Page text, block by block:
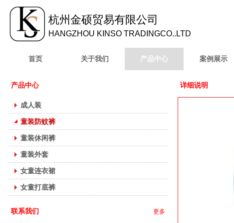
杭州金硕贸易有限公司
HANGZHOU KINSO TRADINGCO..LTD
首页 关于我们 产品中心 案例展示
产品中心
成人装
童装防蚊裤
童装休闲裤
童装外套
女童连衣裙
女童打底裤
联系我们 更多
详细说明